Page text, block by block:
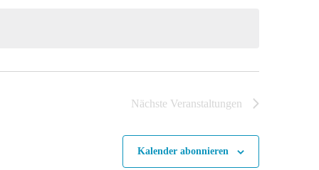
Nächste Veranstaltungen
Kalender abonnieren